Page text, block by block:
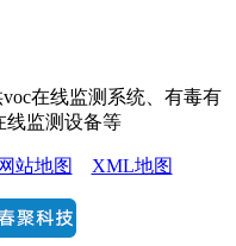
在线监测系统、有毒有
线监测设备等
网站地图 XML地图